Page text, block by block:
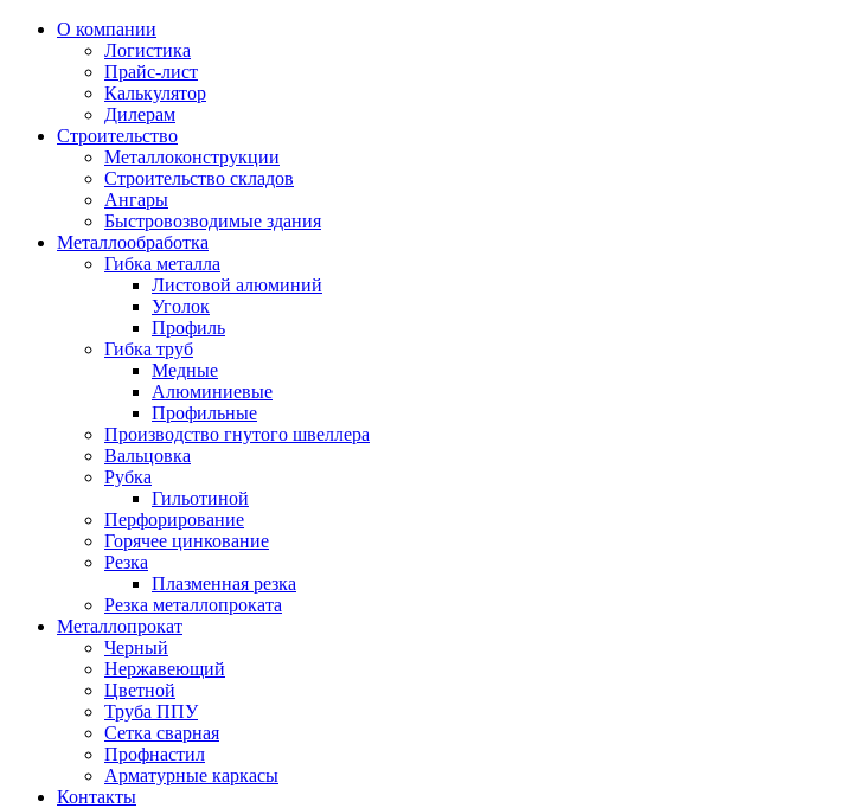
О компании
Логистика
Прайс-лист
Калькулятор
Дилерам
Строительство
Металлоконструкции
Строительство складов
Ангары
Быстровозводимые здания
Металлообработка
Гибка металла
Листовой алюминий
Уголок
Профиль
Гибка труб
Медные
Алюминиевые
Профильные
Производство гнутого швеллера
Вальцовка
Рубка
Гильотиной
Перфорирование
Горячее цинкование
Резка
Плазменная резка
Резка металлопроката
Металлопрокат
Черный
Нержавеющий
Цветной
Труба ППУ
Сетка сварная
Профнастил
Арматурные каркасы
Контакты